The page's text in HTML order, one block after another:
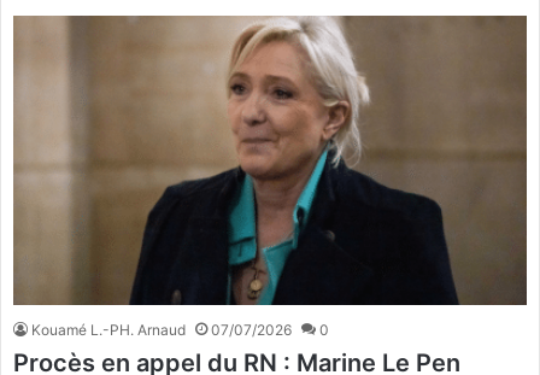
Kouamé L.-PH. Arnaud 07/07/2026 0
Procès en appel du RN : Marine Le Pen